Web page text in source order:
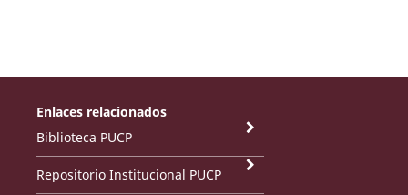
Enlaces relacionados
Biblioteca PUCP
Repositorio Institucional PUCP